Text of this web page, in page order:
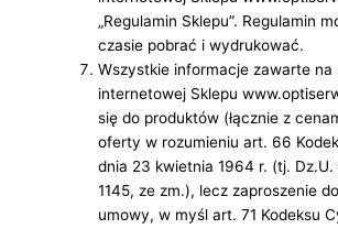
„Regulamin Sklepu”. Regulamin
czasie pobrać i wydrukować.
Wszystkie informacje zawarte na
internetowej Sklepu
się do produktów (łącznie z
oferty w rozumieniu art. 66
dnia 23 kwietnia 1964 r. (tj. Dz.U.
1145, ze zm.), lecz zaproszenie
umowy, w myśl art. 71 Kodeksu